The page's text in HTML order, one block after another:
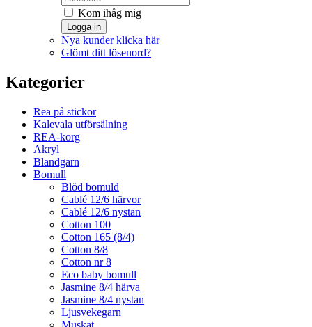
Kom ihåg mig
Logga in
Nya kunder klicka här
Glömt ditt lösenord?
Kategorier
Rea på stickor
Kalevala utförsälning
REA-korg
Akryl
Blandgarn
Bomull
Blöd bomuld
Cablé 12/6 härvor
Cablé 12/6 nystan
Cotton 100
Cotton 165 (8/4)
Cotton 8/8
Cotton nr 8
Eco baby bomull
Jasmine 8/4 härva
Jasmine 8/4 nystan
Ljusvekegarn
Muskat